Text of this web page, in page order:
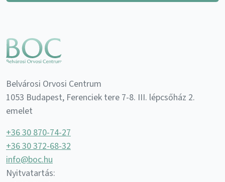
Belvárosi Orvosi Centrum
1053 Budapest, Ferenciek tere 7-8. III. lépcsőház 2.
emelet
+36 30 870-74-27
+36 30 372-68-32
info@boc.hu
Nyitvatartás: